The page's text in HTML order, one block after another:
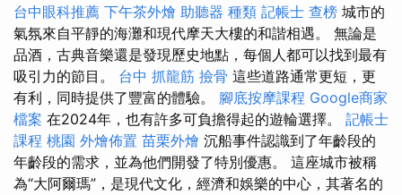
台中眼科推薦 下午茶外燴 助聽器 種類 記帳士 查榜 城市的
氣氛來自平靜的海灘和現代摩天大樓的和諧相遇。 無論是
品酒，古典音樂還是發現歷史地點，每個人都可以找到最有
吸引力的節目。 台中 抓龍筋 撿骨 這些道路通常更短，更
有利，同時提供了豐富的體驗。 腳底按摩課程 Google商家
檔案 在2024年，也有許多可負擔得起的遊輪選擇。 記帳士
課程 桃園 外燴佈置 苗栗外燴 沉船事件認識到了年齡段的
年齡段的需求，並為他們開發了特別優惠。 這座城市被稱
為“大阿爾瑪”，是現代文化，經濟和娛樂的中心，其著名的